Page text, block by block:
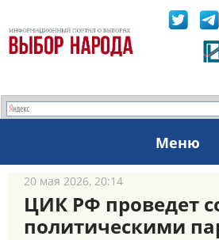
Меню
20 мая 2026, 20:14
ЦИК РФ проведет
политическими